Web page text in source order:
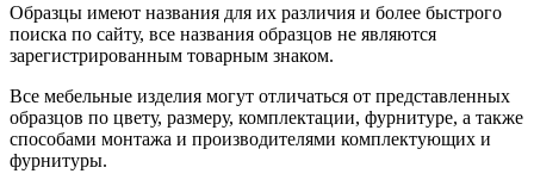
Образцы имеют названия для их различия и более быстрого
поиска по сайту, все названия образцов не являются
зарегистрированным товарным знаком.
Все мебельные изделия могут отличаться от представленных
образцов по цвету, размеру, комплектации, фурнитуре, а также
способами монтажа и производителями комплектующих и
фурнитуры.